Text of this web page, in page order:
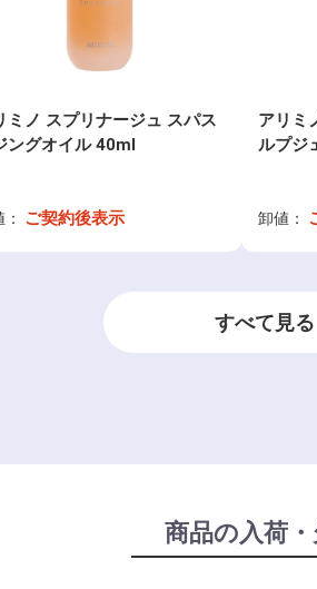
ミノ スプリナージュ スパス
ングオイル 40ml
ご契約後表示
アリミ
ルプジ
卸値：
すべて見る
商品の入荷